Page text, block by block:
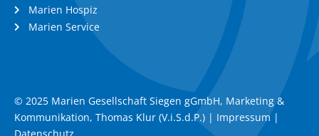
Marien Hospiz
Marien Service
© 2025 Marien Gesellschaft Siegen gGmbH, Marketing &
Kommunikation, Thomas Klur (V.i.S.d.P.) | Impressum|